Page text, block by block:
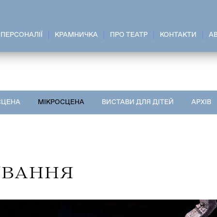
ПЕРСОНАЛІЇ КРАМНИЧКА ПРО ТЕАТР КОНТАКТИ
МІКРОСЦЕНА ВИСТАВИ ДЛЯ ДІТЕЙ АРХІВ